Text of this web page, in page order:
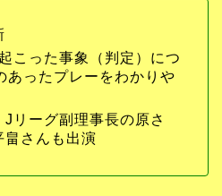
こった事象（判定）につ
あったプレーをわかりや
リーグ副理事長の原さ
畠さんも出演